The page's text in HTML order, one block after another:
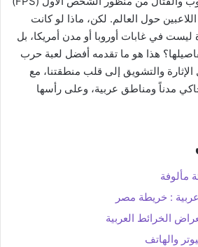
حول العالم. لكن، ماذا لو كانت
في غابات أوروبا أو مدن أمريكا، بل
هذا هو ما تقدمه أفضل لعبة حرب
والتشويق إلى قلب منطقتنا، مع
مدناً ومناطق عربية، وعلى رأسها
مألوفة
: خريطة مصر
الخرائط العربية
والهاتف